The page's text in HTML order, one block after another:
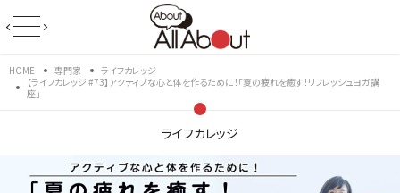
HOME 専門家
ライフカレッジ
【ライフカレッジ #73】アクティブな心と体を作るために！「夏の疲れを癒す！リフレッシュヨガ講
座」
ライフカレッジ